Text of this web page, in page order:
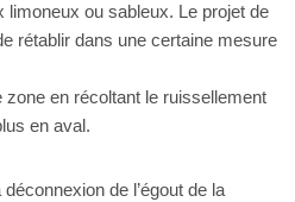
limoneux ou sableux. Le projet de
rétablir dans une certaine mesure
zone en récoltant le ruissellement
en aval.
de l’égout de la